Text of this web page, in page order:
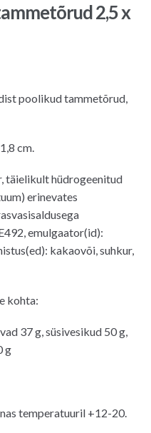
2,5 x
poolikud tammetõrud,
cm.
täielikult hüdrogeenitud
erinevates
emulgaator(id):
kakaovõi, suhkur,
kohta:
37 g, süsivesikud 50 g,
g
temperatuuril +12-20.